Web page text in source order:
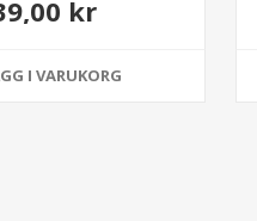
kr
I VARUKORG